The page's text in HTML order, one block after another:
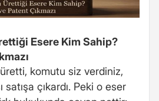
Esere Kim Sahip?
üretti, komutu siz verdiniz,
çıkardı. Peki o eser